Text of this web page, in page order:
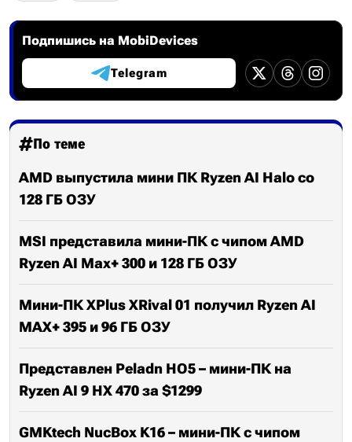
Подпишись на MobiDevices
Telegram
По теме
AMD выпустила мини ПК Ryzen AI Halo со
128 ГБ ОЗУ
MSI представила мини-ПК с чипом AMD
Ryzen AI Max+ 300 и 128 ГБ ОЗУ
Мини-ПК XPlus XRival 01 получил Ryzen AI
MAX+ 395 и 96 ГБ ОЗУ
Представлен Peladn HO5 – мини-ПК на
Ryzen AI 9 HX 470 за $1299
GMKtech NucBox K16 – мини-ПК с чипом